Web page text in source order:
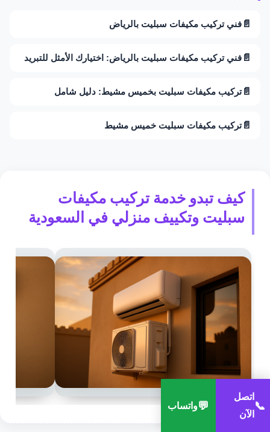
📄 فني تركيب مكيفات سبليت بالرياض
📄 فني تركيب مكيفات سبليت بالرياض: اختيارك الأمثل للتبريد
📄تركيب مكيفات سبليت بخميس مشيط: دليل شامل
📄تركيب مكيفات سبليت خميس مشيط
كيف تبدو خدمة تركيب مكيفات
سبليت وتكييف منزلي في السعودية
📞
اتصل
الآن
💬واتساب